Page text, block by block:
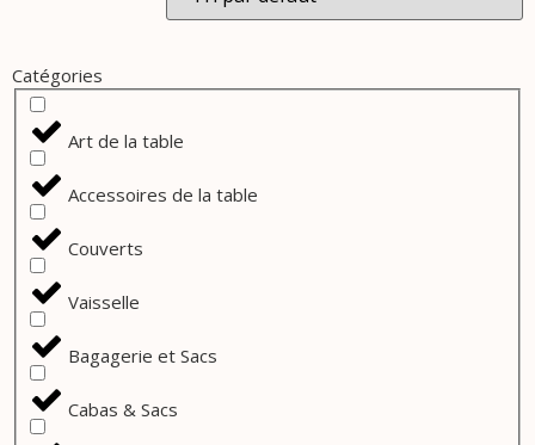
Catégories
Art de la table
Accessoires de la table
Couverts
Vaisselle
Bagagerie et Sacs
Cabas & Sacs